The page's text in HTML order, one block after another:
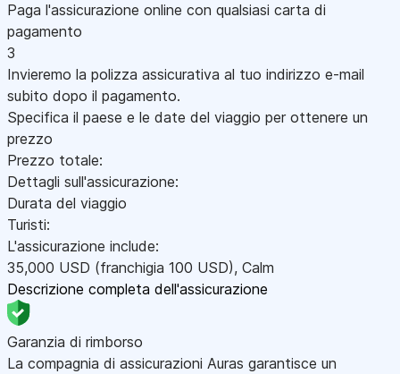
Paga l'assicurazione online con qualsiasi carta di
pagamento
3
Invieremo la polizza assicurativa al tuo indirizzo e-mail
subito dopo il pagamento.
Specifica il paese e le date del viaggio per ottenere un
prezzo
Prezzo totale:
Dettagli sull'assicurazione:
Durata del viaggio
Turisti:
L'assicurazione include:
35,000 USD (franchigia 100 USD), Calm
Descrizione completa dell'assicurazione
Garanzia di rimborso
La compagnia di assicurazioni Auras garantisce un